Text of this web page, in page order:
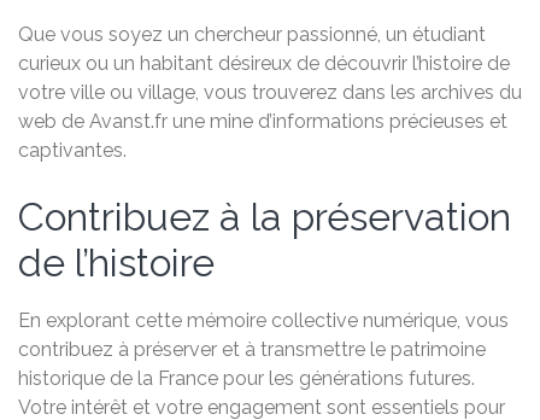
Que vous soyez un chercheur passionné, un étudiant
curieux ou un habitant désireux de découvrir l’histoire de
votre ville ou village, vous trouverez dans les archives du
web de Avanst.fr une mine d’informations précieuses et
captivantes.
Contribuez à la préservation
de l’histoire
En explorant cette mémoire collective numérique, vous
contribuez à préserver et à transmettre le patrimoine
historique de la France pour les générations futures.
Votre intérêt et votre engagement sont essentiels pour